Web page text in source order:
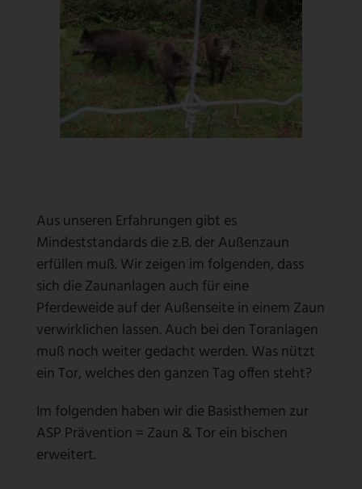
Aus unseren Erfahrungen gibt es
Mindeststandards die z.B. der Außenzaun
erfüllen muß. Wir zeigen im folgenden, dass
sich die Zaunanlagen auch für eine
Pferdeweide auf der Außenseite in einem Zaun
verwirklichen lassen. Auch bei den Toranlagen
muß noch weiter gedacht werden. Was nützt
ein Tor, welches den ganzen Tag offen steht?
Im folgenden haben wir die Basisthemen zur
ASP Prävention = Zaun & Tor ein bischen
erweitert.